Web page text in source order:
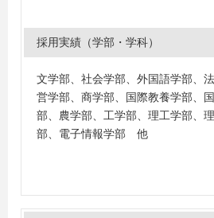
京工科大学、東京工業大学、東京
学、東京農業大学、東京理科大学
学、獨協大学、豊橋技術科学大学
本大学、日本女子大学、日本体育
大学、法政大学、武蔵大学、武蔵
治大学、明治学院大学、明星大学
採用実績（学部・学科）
文学部、社会学部、外国語学部、
営学部、商学部、国際教養学部、
部、農学部、工学部、理工学部、
部、電子情報学部 他